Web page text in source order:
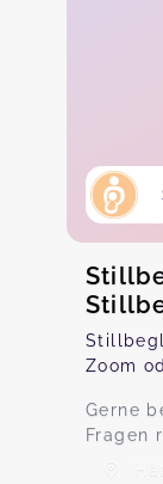
Zoom
Gerne
Fragen